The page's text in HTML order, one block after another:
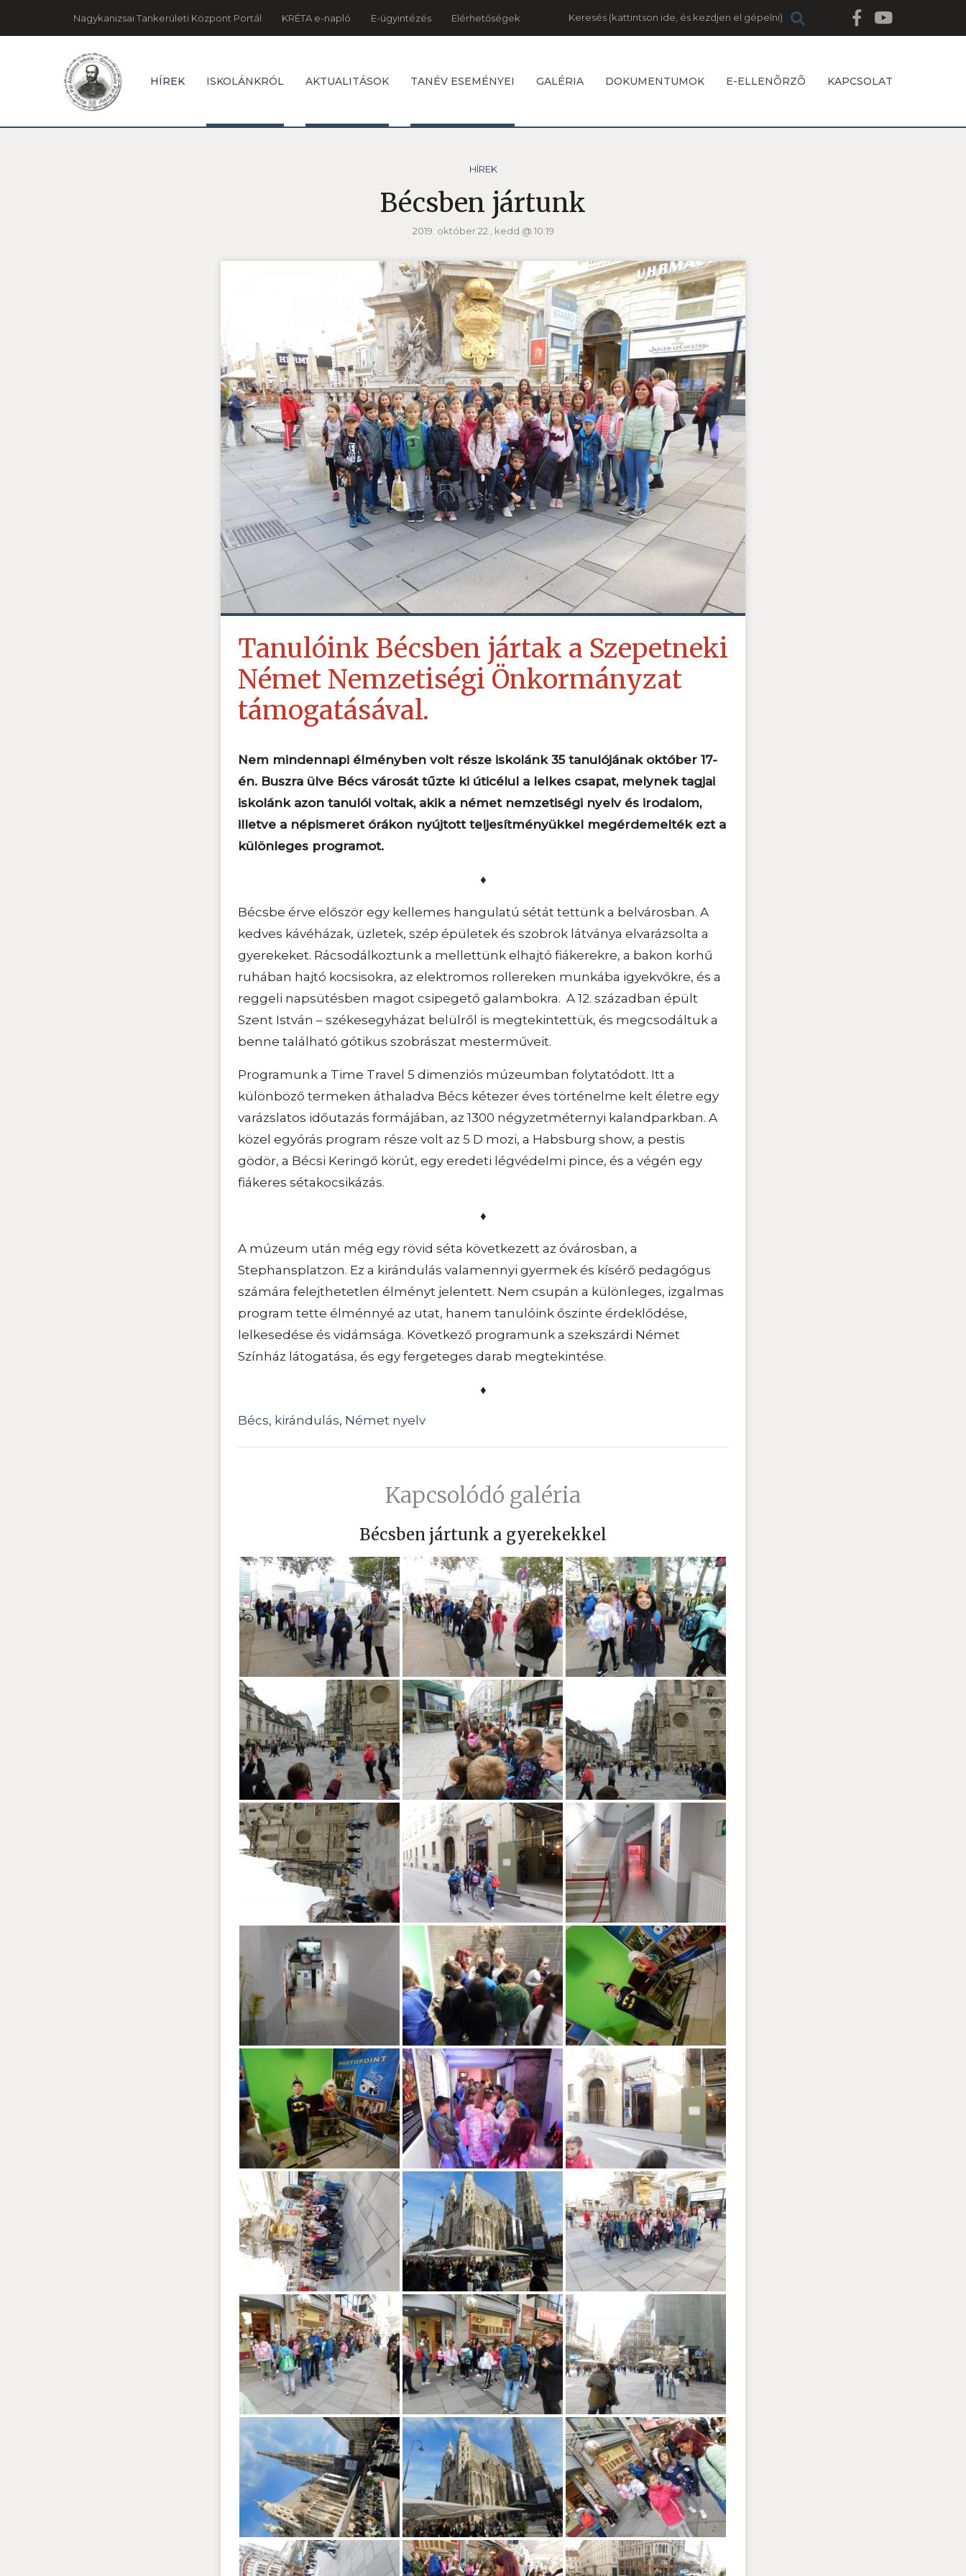
Nagykanizsai Tankerületi Központ Portál KRÉTA e-napló E-ügyintézés Elérhetőségek Keresés
HÍREK ISKOLÁNKRÓL AKTUALITÁSOK TANÉV ESEMÉNYEI GALÉRIA DOKUMENTUMOK E-ELLENÕRZÕ KAPCSOLAT
HÍREK
Bécsben jártunk
2019. október 22., kedd @ 10:19
Tanulóink Bécsben jártak a Szepetneki
Német Nemzetiségi Önkormányzat
támogatásával.
Nem mindennapi élményben volt része iskolánk 35 tanulójának október 17-
én. Buszra ülve Bécs városát tűzte ki úticélul a lelkes csapat, melynek tagjai
iskolánk azon tanulói voltak, akik a német nemzetiségi nyelv és irodalom,
illetve a népismeret órákon nyújtott teljesítményükkel megérdemelték ezt a
különleges programot.
♦
Bécsbe érve először egy kellemes hangulatú sétát tettünk a belvárosban. A
kedves kávéházak, üzletek, szép épületek és szobrok látványa elvarázsolta a
gyerekeket. Rácsodálkoztunk a mellettünk elhajtó fiákerekre, a bakon korhű
ruhában hajtó kocsisokra, az elektromos rollereken munkába igyekvőkre, és a
reggeli napsütésben magot csipegető galambokra. A 12. században épült
Szent István – székesegyházat belülről is megtekintettük, és megcsodáltuk a
benne található gótikus szobrászat mesterműveit.
Programunk a Time Travel 5 dimenziós múzeumban folytatódott. Itt a
különböző termeken áthaladva Bécs kétezer éves történelme kelt életre egy
varázslatos időutazás formájában, az 1300 négyzetméternyi kalandparkban. A
közel egyórás program része volt az 5 D mozi, a Habsburg show, a pestis
gödör, a Bécsi Keringő körút, egy eredeti légvédelmi pince, és a végén egy
fiákeres sétakocsikázás.
♦
A múzeum után még egy rövid séta következett az óvárosban, a
Stephansplatzon. Ez a kirándulás valamennyi gyermek és kísérő pedagógus
számára felejthetetlen élményt jelentett. Nem csupán a különleges, izgalmas
program tette élménnyé az utat, hanem tanulóink őszinte érdeklődése,
lelkesedése és vidámsága. Következő programunk a szekszárdi Német
Színház látogatása, és egy fergeteges darab megtekintése.
♦
Bécs, kirándulás, Német nyelv
Kapcsolódó galéria
Bécsben jártunk a gyerekekkel